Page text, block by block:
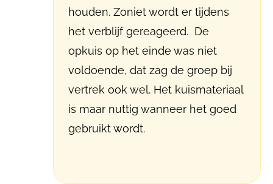
houden. Zoniet wordt er tijdens
het verblijf gereageerd. De
opkuis op het einde was niet
voldoende, dat zag de groep bij
vertrek ook wel. Het kuismateriaal
is maar nuttig wanneer het goed
gebruikt wordt.